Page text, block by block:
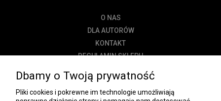
O NAS
DLA AUTORÓW
KONTAKT
REGULAMIN SKLEPU
DOSTAWA
PŁATNOŚĆ
Dbamy o Twoją prywatność
Pliki cookies i pokrewne im technologie umożliwiają